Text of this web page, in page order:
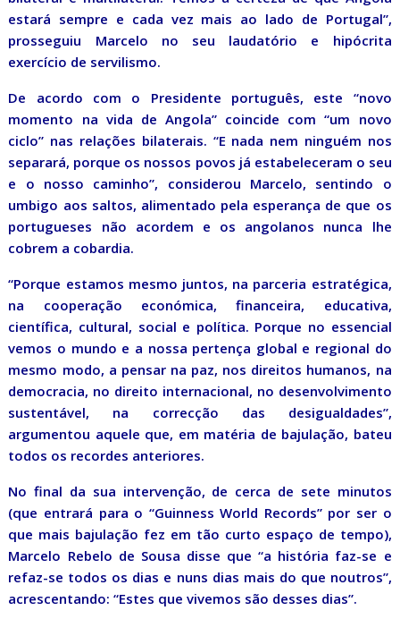
estará sempre e cada vez mais ao lado de Portugal”,
prosseguiu Marcelo no seu laudatório e hipócrita
exercício de servilismo.
De acordo com o Presidente português, este “novo
momento na vida de Angola” coincide com “um novo
ciclo” nas relações bilaterais. “E nada nem ninguém nos
separará, porque os nossos povos já estabeleceram o seu
e o nosso caminho”, considerou Marcelo, sentindo o
umbigo aos saltos, alimentado pela esperança de que os
portugueses não acordem e os angolanos nunca lhe
cobrem a cobardia.
“Porque estamos mesmo juntos, na parceria estratégica,
na cooperação económica, financeira, educativa,
científica, cultural, social e política. Porque no essencial
vemos o mundo e a nossa pertença global e regional do
mesmo modo, a pensar na paz, nos direitos humanos, na
democracia, no direito internacional, no desenvolvimento
sustentável, na correcção das desigualdades”,
argumentou aquele que, em matéria de bajulação, bateu
todos os recordes anteriores.
No final da sua intervenção, de cerca de sete minutos
(que entrará para o “Guinness World Records” por ser o
que mais bajulação fez em tão curto espaço de tempo),
Marcelo Rebelo de Sousa disse que “a história faz-se e
refaz-se todos os dias e nuns dias mais do que noutros”,
acrescentando: “Estes que vivemos são desses dias”.